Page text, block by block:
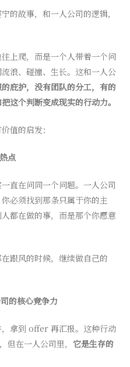
的故事，和一人公司的逻辑，
上爬，而是一个人带着一个问
浪、碰撞、生长。这和一人公
庇护，没有团队的分工，有的
这个判断变成现实的行动力。
值的启发：
点
直在问同一个问题。一人公司
必须找到那条只属于你的主
都在做的事，而是那个你愿意
跟风的时候，继续做自己的
的核心竞争力
拿到 offer 再汇报。这种行动
但在一人公司里， 它是生存的